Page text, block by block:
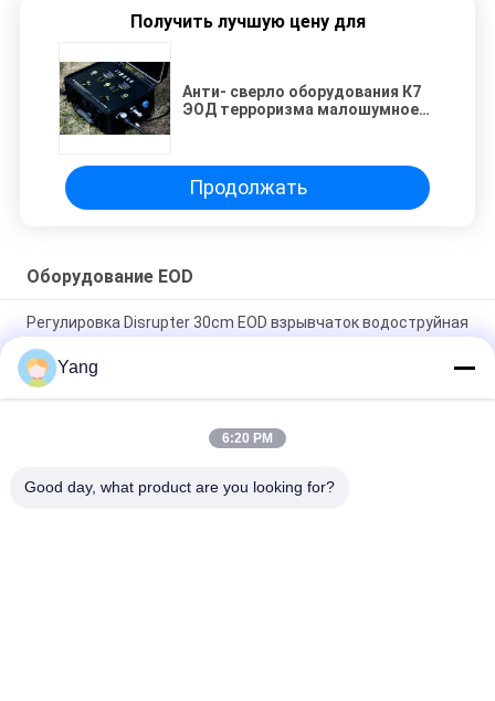
Получить лучшую цену для
Анти- сверло оборудования К7
ЭОД терроризма малошумное
Продолжать
Оборудование EOD
Регулировка Disrupter 30cm EOD взрывчаток водоструйная
вертикальная
Дисруптер ЭОД водоструйный, взрывно разрушитель
воды регулировка 0 до 30км вертикальная
Робот Defusal бомбы рекогносцировки хода для опасной
Yang
6:20 PM
Good day, what product are you looking for?